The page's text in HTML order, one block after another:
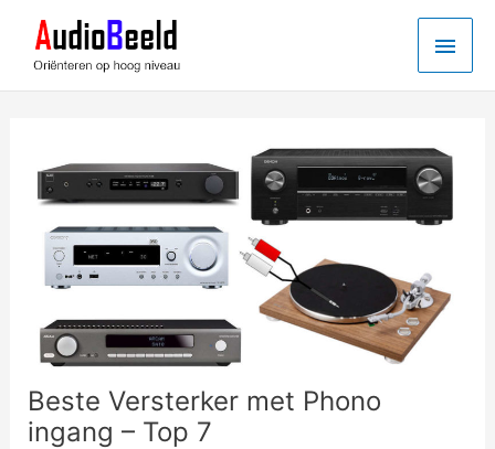
Beste Versterker met Phono
ingang – Top 7